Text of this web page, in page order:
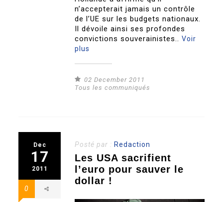
n’accepterait jamais un contrôle
de l’UE sur les budgets nationaux.
Il dévoile ainsi ses profondes
convictions souverainistes..Voir
plus
02 December 2011
Tous les communiqués
Dec
17
2011
0
Posté par : Redaction
Les USA sacrifient
l’euro pour sauver le
dollar !